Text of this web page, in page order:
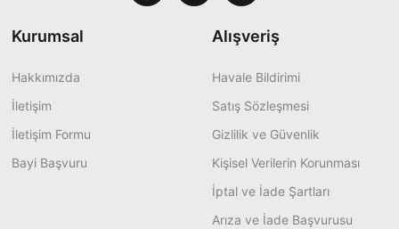
Kurumsal
Hakkımızda
İletişim
İletişim Formu
Bayi Başvuru
Alışveriş
Havale Bildirimi
Satış Sözleşmesi
Gizlilik ve Güvenlik
Kişisel Verilerin Korunması
İptal ve İade Şartları
Arıza ve İade Başvurusu